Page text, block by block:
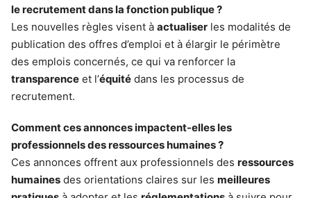
le recrutement dans la fonction publique ?
Les nouvelles règles visent à actualiser les modalités de
publication des offres d’emploi et à élargir le périmètre
des emplois concernés, ce qui va renforcer la
transparence et l’équité dans les processus de
recrutement.
Comment ces annonces impactent-elles les
professionnels des ressources humaines ?
Ces annonces offrent aux professionnels des ressources
humaines des orientations claires sur les meilleures